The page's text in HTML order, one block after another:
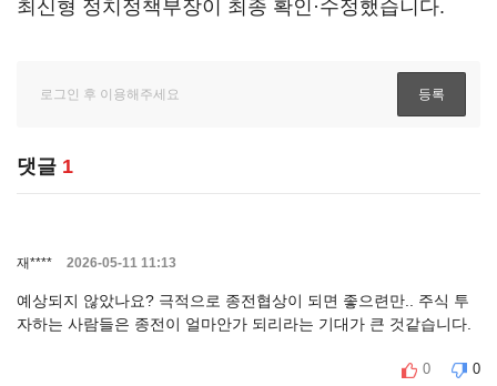
최신형 정치정책부장이 최종 확인·수정했습니다.
댓글 1
재**** 2026-05-11 11:13
예상되지 않았나요? 극적으로 종전협상이 되면 좋으련만.. 주식 투
자하는 사람들은 종전이 얼마안가 되리라는 기대가 큰 것같습니다.
0 0